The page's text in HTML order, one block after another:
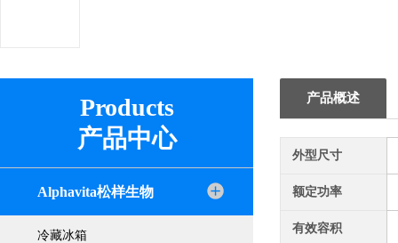
Products
产品中心
Alphavita松样生物
冷藏冰箱
产品概述
外型尺寸
额定功率
有效容积